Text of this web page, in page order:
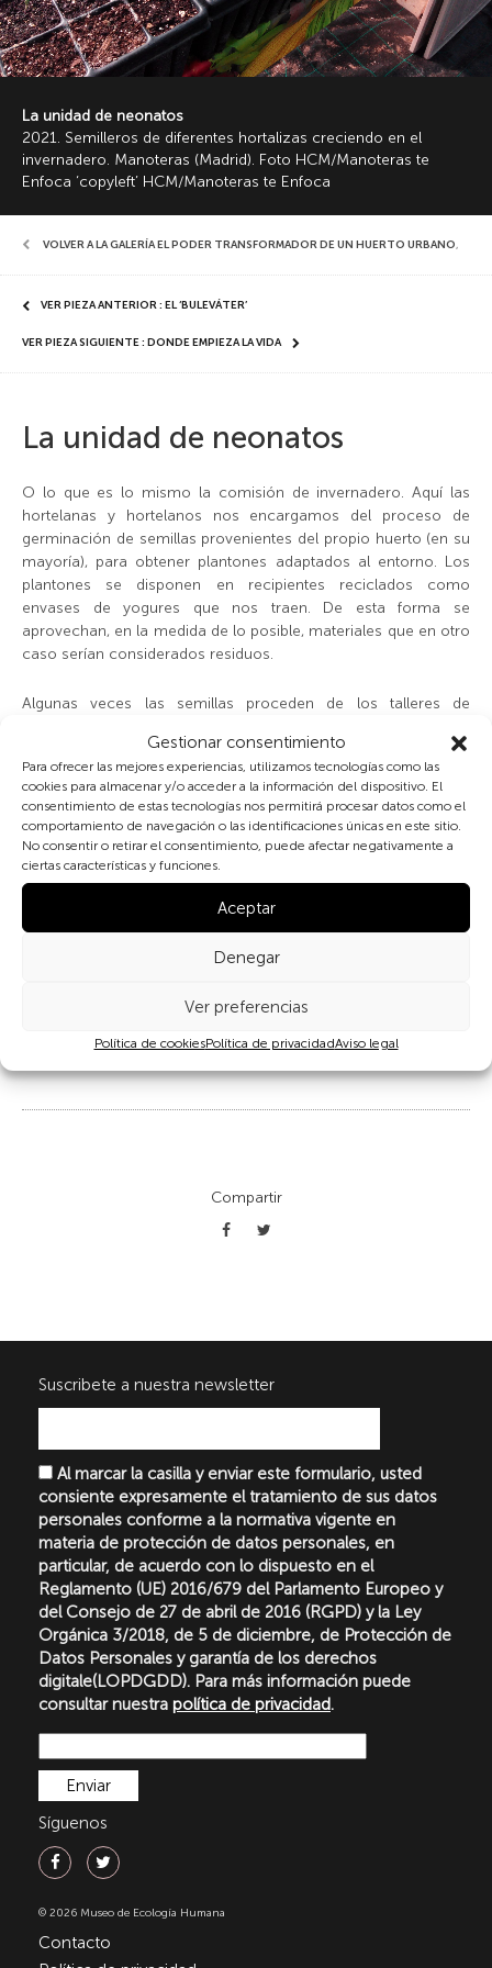
Gestionar consentimiento
Para ofrecer las mejores experiencias, utilizamos tecnologías como las
cookies para almacenar y/o acceder a la información del dispositivo. El
consentimiento de estas tecnologías nos permitirá procesar datos como el
comportamiento de navegación o las identificaciones únicas en este sitio.
No consentir o retirar el consentimiento, puede afectar negativamente a
ciertas características y funciones.
Aceptar
Denegar
Ver preferencias
Política de cookiesPolítica de privacidadAviso legal
La unidad de neonatos
2021. Semilleros de diferentes hortalizas creciendo en el
invernadero. Manoteras (Madrid). Foto HCM/Manoteras te
Enfoca ‘copyleft’ HCM/Manoteras te Enfoca
VOLVER A LA GALERÍA EL PODER TRANSFORMADOR DE UN HUERTO URBANO,
VER PIEZA ANTERIOR : EL ‘BULEVÁTER’
VER PIEZA SIGUIENTE : DONDE EMPIEZA LA VIDA
La unidad de neonatos
O lo que es lo mismo la comisión de invernadero. Aquí las
hortelanas y hortelanos nos encargamos del proceso de
germinación de semillas provenientes del propio huerto (en su
mayoría), para obtener plantones adaptados al entorno. Los
plantones se disponen en recipientes reciclados como
envases de yogures que nos traen. De esta forma se
aprovechan, en la medida de lo posible, materiales que en otro
caso serían considerados residuos.
Algunas veces las semillas proceden de los talleres de
ecológico que colabora.
En primavera y en otoño convocamos jornadas para hacer los
semilleros de verano e invierno, respectivamente. La comisión
de invernadero se encarga de llevarlas a cabo, y todas las
personas del huerto están invitadas a participar en la
elaboración de plantones. Las pequeñas plantas permanecen
en el invernadero durante sus primeras semanas de vida y
reciben visitas de las hortelanas encargadas que las riegan
cada pocos días y observan su evolución.
Los plantones se reparten entre todos los bancales del huerto.
para poder empezar a plantar en su bancal.
Compartir
Suscribete a nuestra newsletter
Al marcar la casilla y enviar este formulario, usted
consiente expresamente el tratamiento de sus datos
personales conforme a la normativa vigente en
materia de protección de datos personales, en
particular, de acuerdo con lo dispuesto en el
Reglamento (UE) 2016/679 del Parlamento Europeo y
del Consejo de 27 de abril de 2016 (RGPD) y la Ley
Orgánica 3/2018, de 5 de diciembre, de Protección de
Datos Personales y garantía de los derechos
digitale(LOPDGDD). Para más información puede
consultar nuestra política de privacidad.
Síguenos
© 2026 Museo de Ecología Humana
Contacto